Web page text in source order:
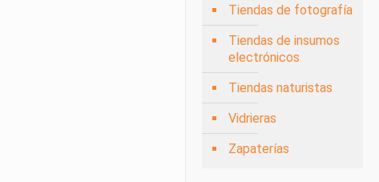
Tiendas de fotografía
Tiendas de insumos
electrónicos
Tiendas naturistas
Vidrieras
Zapaterías